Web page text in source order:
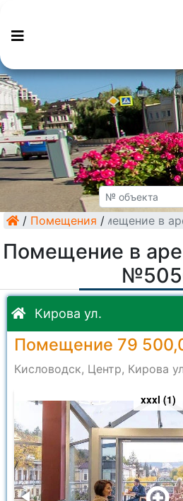
/ Помещения /
Помещение в
Помещение в
Кирова ул.
Помещение 79
Кисловодск, Центр, Кирова
xxxl (1)